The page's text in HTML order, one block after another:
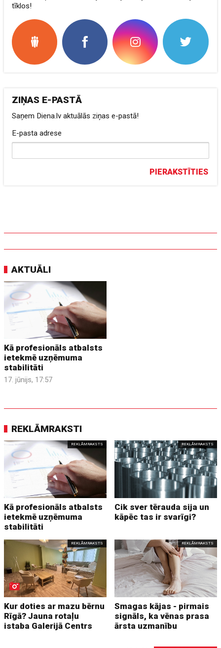
tīklos!
ZIŅAS E-PASTĀ
Saņem Diena.lv aktuālās ziņas e-pastā!
E-pasta adrese
PIERAKSTĪTIES
AKTUĀLI
Kā profesionāls atbalsts
ietekmē uzņēmuma
stabilitāti
17. jūnijs, 17:57
REKLĀMRAKSTI
REKLĀMRAKSTS
Kā profesionāls atbalsts
ietekmē uzņēmuma
stabilitāti
REKLĀMRAKSTS
Cik sver tērauda sija un
kāpēc tas ir svarīgi?
REKLĀMRAKSTS
Kur doties ar mazu bērnu
Rīgā? Jauna rotaļu
istaba Galerijā Centrs
REKLĀMRAKSTS
Smagas kājas - pirmais
signāls, ka vēnas prasa
ārsta uzmanību